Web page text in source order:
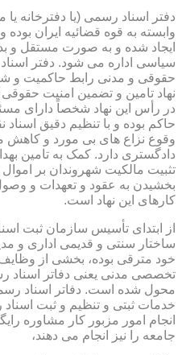
دفتر اسناد رسمی (یا دفترخانه
وابسته به قوه قضائیه ایران
ایجاد شده و به صورت مستقل و
سیاسی اداره می شود. دفتر
حقوقی و مدنی رابط حاکمیت و
نهاد تامین و تضمین امنیت
در رأس این نهاد شخصاً دارای
حاکم بوده و با تنظیم دقیق
وقوع نزاع های بی مورد و کاهش
دادگستری دارد. کمک به تامین
تثبیت مالکیت شهروندان بر
بخشیدن به عقود و تعهدات و
کارهای این نهاد است.
از ابتدای تأسیس سازمان ثبت
ساختار سنتی و قدیمی اداری و
خود مترقی بوده، بخشی از وظایف
تخصصی مدنی یعنی دفاتر اسناد
محول شده است. دفاتر اسناد
خدمات ثبتی و تنظیم و ثبت
انجام امور مزبور کار مشاوره
جامعه را نیز انجام می دهند،